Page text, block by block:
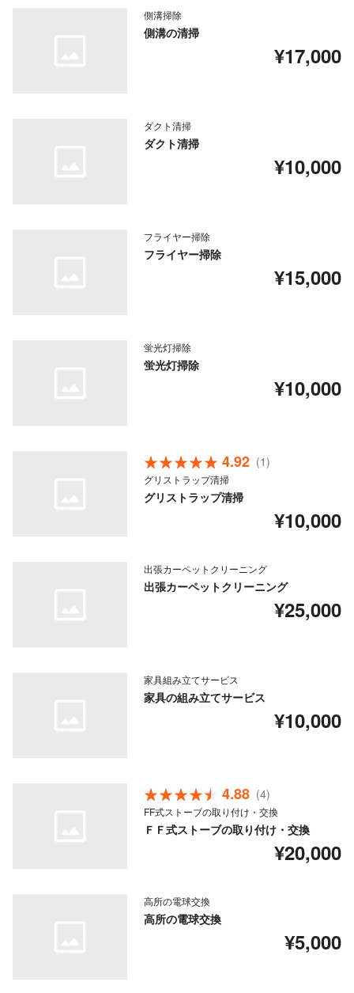
側溝掃除
側溝の清掃
¥17,000
ダクト清掃
ダクト清掃
¥10,000
フライヤー掃除
フライヤー掃除
¥15,000
蛍光灯掃除
蛍光灯掃除
¥10,000
4.92 (1)
グリストラップ清掃
グリストラップ清掃
¥10,000
出張カーペットクリーニング
出張カーペットクリーニング
¥25,000
家具組み立てサービス
家具の組み立てサービス
¥10,000
4.88 (4)
FF式ストーブの取り付け・交換
ＦＦ式ストーブの取り付け・交換
¥20,000
高所の電球交換
高所の電球交換
¥5,000